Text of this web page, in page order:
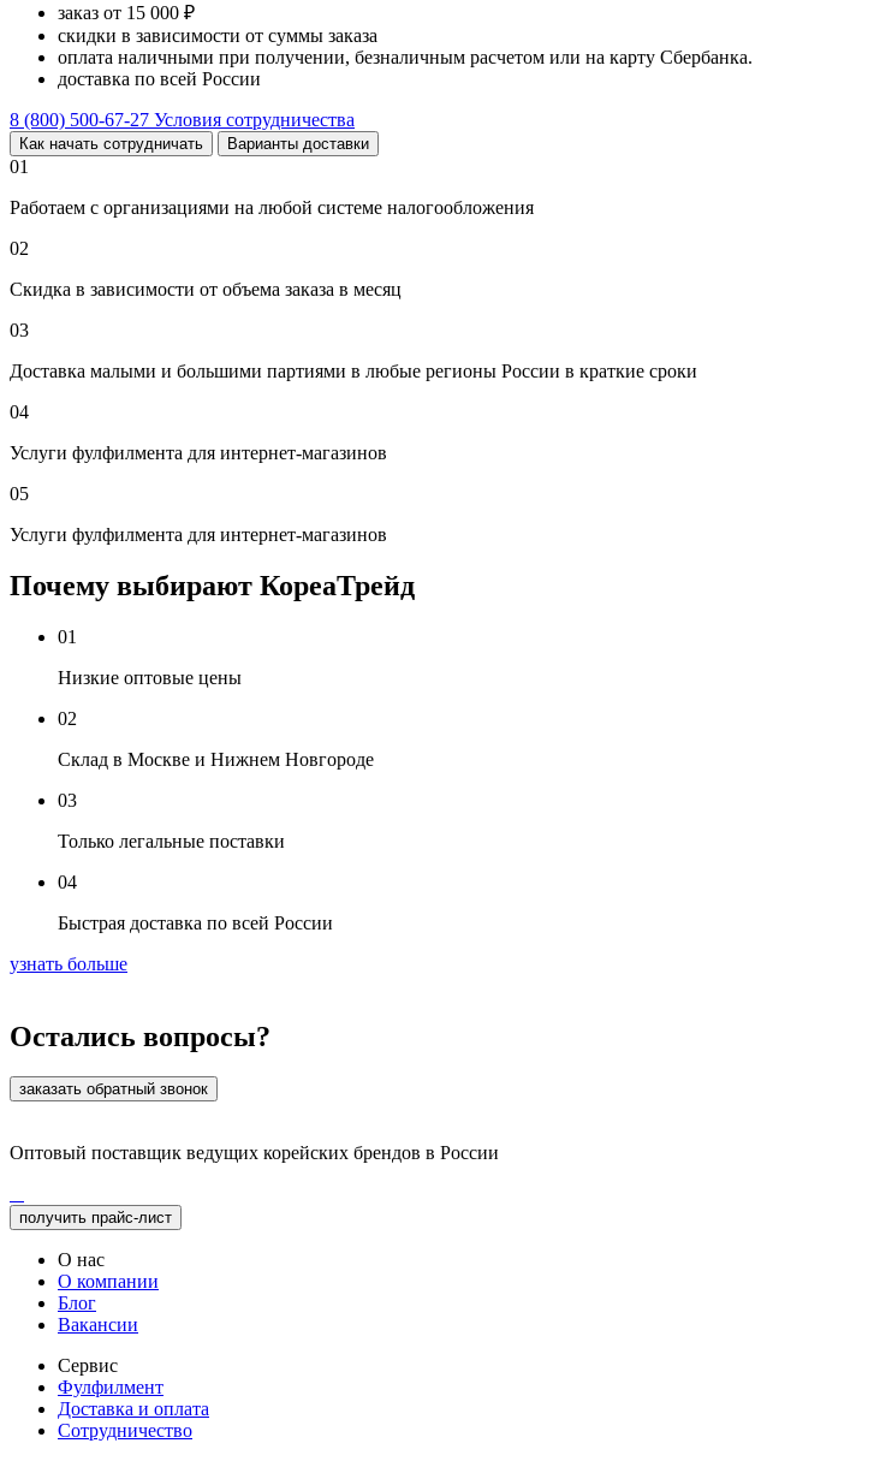
заказ от 15 000 ₽
скидки в зависимости от суммы заказа
оплата наличными при получении, безналичным расчетом или на карту Сбербанка.
доставка по всей России
8 (800) 500-67-27 Условия сотрудничества
Как начать сотрудничать Варианты доставки
01
Работаем с организациями на любой системе налогообложения
02
Скидка в зависимости от объема заказа в месяц
03
Доставка малыми и большими партиями в любые регионы России в краткие сроки
04
Услуги фулфилмента для интернет-магазинов
05
Услуги фулфилмента для интернет-магазинов
Почему выбирают КореаТрейд
01
Низкие оптовые цены
02
Склад в Москве и Нижнем Новгороде
03
Только легальные поставки
04
Быстрая доставка по всей России
узнать больше
Остались вопросы?
заказать обратный звонок
Оптовый поставщик ведущих корейских брендов в России
получить прайс-лист
О нас
О компании
Блог
Вакансии
Сервис
Фулфилмент
Доставка и оплата
Сотрудничество